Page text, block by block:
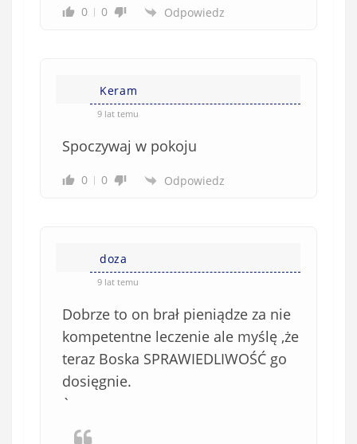
0 0 Odpowiedz
Keram
9 lat temu
Spoczywaj w pokoju
0 0 Odpowiedz
doza
9 lat temu
Dobrze to on brał pieniądze za nie
kompetentne leczenie ale myślę ,że
teraz Boska SPRAWIEDLIWOŚĆ go
dosięgnie.
`